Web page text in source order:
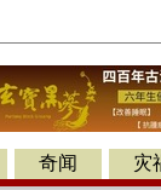
奇闻 灾